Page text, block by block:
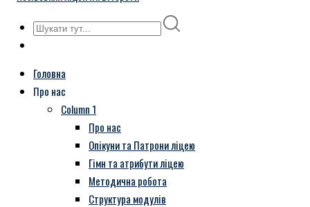
Головна
Про нас
Column 1
Про нас
Опікуни та Патрони ліцею
Гімн та атрибути ліцею
Методична робота
Структура модулів